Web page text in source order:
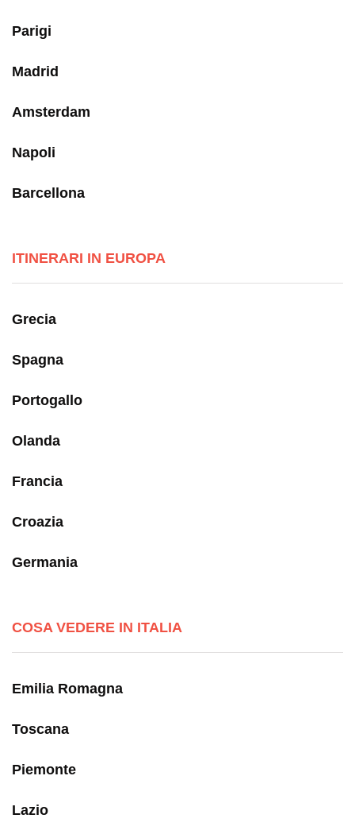
Parigi
Madrid
Amsterdam
Napoli
Barcellona
ITINERARI IN EUROPA
Grecia
Spagna
Portogallo
Olanda
Francia
Croazia
Germania
COSA VEDERE IN ITALIA
Emilia Romagna
Toscana
Piemonte
Lazio